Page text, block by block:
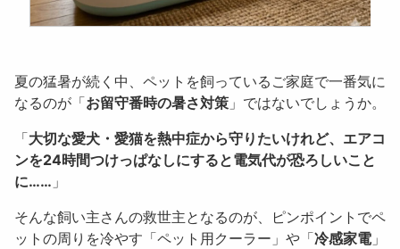
夏の猛暑が続く中、ペットを飼っているご家庭で一番気に
なるのが「お留守番時の暑さ対策 」ではないでしょうか。
「大切な愛犬・愛猫を熱中症から守りたいけれど、エアコ
ンを24時間つけっぱなしにすると電気代が恐ろしいこと
に…… 」
そんな飼い主さんの救世主となるのが、ピンポイントでペ
ットの周りを冷やす「ペット用クーラー」や「冷感家電」